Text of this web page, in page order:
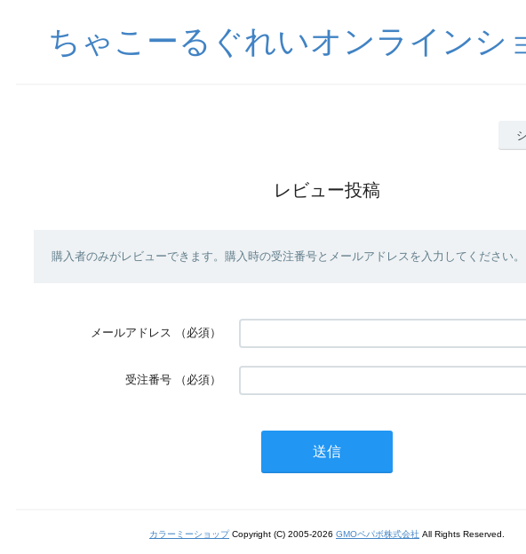
ちゃこーるぐれいオンラインシ
レビュー投稿
購入者のみがレビューできます。購入時の受注番号とメールアドレスを入力してください。
メールアドレス （必須）
受注番号 （必須）
カラーミーショップCopyright (C) 2005-2026 GMOペパボ株式会社 All Rights Reserved.